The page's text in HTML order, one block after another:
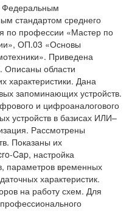
Федеральным
стандартом среднего
по профессии «Мастер по
ОП.03 «Основы
Приведена
Описаны области
характеристики. Дана
запоминающих устройств.
и цифроаналогового
устройств в базисах ИЛИ–
Рассмотрены
Показаны их
Cap, настройка
параметров временных
характеристик.
на работу схем. Для